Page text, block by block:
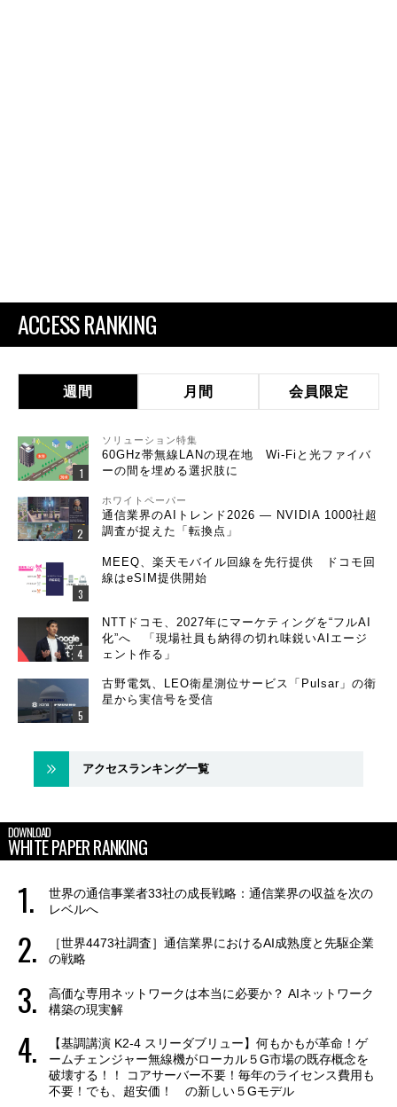
ACCESS RANKING
週間 月間 会員限定
ソリューション特集
60GHz帯無線LANの現在地 Wi-Fiと光ファイバ
ーの間を埋める選択肢に
ホワイトペーパー
通信業界のAIトレンド2026 ― NVIDIA 1000社超
調査が捉えた「転換点」
MEEQ、楽天モバイル回線を先行提供 ドコモ回
線はeSIM提供開始
NTTドコモ、2027年にマーケティングを“フルAI
化”へ 「現場社員も納得の切れ味鋭いAIエージ
ェント作る」
古野電気、LEO衛星測位サービス「Pulsar」の衛
星から実信号を受信
アクセスランキング一覧
DOWNLOAD
WHITE PAPER RANKING
世界の通信事業者33社の成長戦略：通信業界の収益を次の
レベルへ
［世界4473社調査］通信業界におけるAI成熟度と先駆企業
の戦略
高価な専用ネットワークは本当に必要か？ AIネットワーク
構築の現実解
【基調講演 K2-4 スリーダブリュー】何もかもが革命！ゲ
ームチェンジャー無線機がローカル５G市場の既存概念を
破壊する！！ コアサーバー不要！毎年のライセンス費用も
不要！でも、超安価！ の新しい５Gモデル